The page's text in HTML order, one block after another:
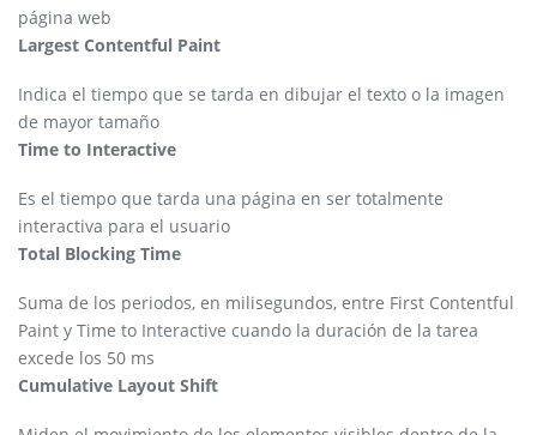
página web
Largest Contentful Paint
Indica el tiempo que se tarda en dibujar el texto o la imagen
de mayor tamaño
Time to Interactive
Es el tiempo que tarda una página en ser totalmente
interactiva para el usuario
Total Blocking Time
Suma de los periodos, en milisegundos, entre First Contentful
Paint y Time to Interactive cuando la duración de la tarea
excede los 50 ms
Cumulative Layout Shift